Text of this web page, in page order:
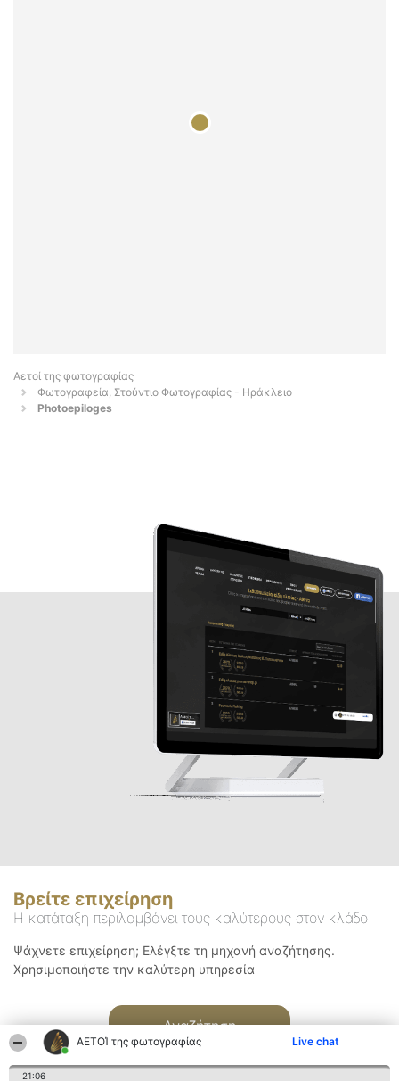
ΑΕΤΟΊ της φωτογραφίας Live chat
21:06
Αετοί της φωτογραφίας
Φωτογραφεία, Στούντιο Φωτογραφίας - Ηράκλειο
Photoepiloges
Βρείτε επιχείρηση
Η κατάταξη περιλαμβάνει τους καλύτερους στον κλάδο
Ψάχνετε επιχείρηση; Ελέγξτε τη μηχανή αναζήτησης.
Χρησιμοποιήστε την καλύτερη υπηρεσία
Αναζήτηση